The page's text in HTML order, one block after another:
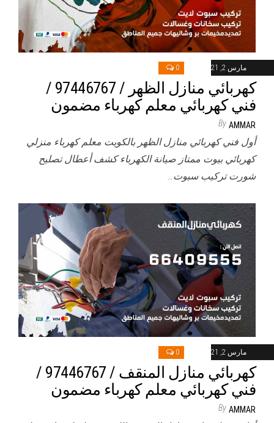
مارس 2, 2021 0
كهربائي منازل الظهر / 97446767 /
فني كهربائي معلم كهرباء مضمون
By AMMAR
أول فني كهربائي منازل الظهر بالكويت معلم كهرباء منزلي
كهربائي بيوت ممتاز صيانة الكهرباء كشف أعطال تصليح
شورت تركيب سبوت…
مارس 2, 2021 0
كهربائي منازل المنقف / 97446767 /
فني كهربائي معلم كهرباء مضمون
By AMMAR